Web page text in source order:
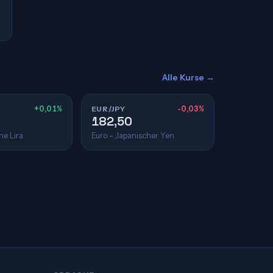
Alle Kurse →
+0,01%
Lira
EUR/JPY -0,03%
182,50
Euro – Japanischer Yen